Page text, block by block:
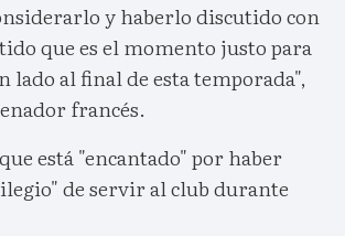
y haberlo discutido con
que es el momento justo para
lado al final de esta temporada",
francés.
está "encantado" por haber
de servir al club durante